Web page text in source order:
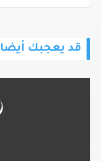
قد يعجبك أيضا